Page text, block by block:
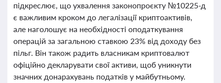
підкреслює, що ухвалення законопроєкту №10225-д
є важливим кроком до легалізації криптоактивів,
але наголошує на необхідності оподаткування
операцій за загальною ставкою 23% від доходу без
пільг. Він також радить власникам криптовалют
офіційно декларувати свої активи, щоб уникнути
значних донарахувань податків у майбутньому.